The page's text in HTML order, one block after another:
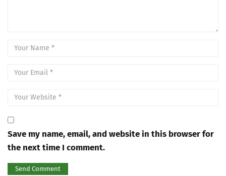
Save my name, email, and website in this browser for
the next time I comment.